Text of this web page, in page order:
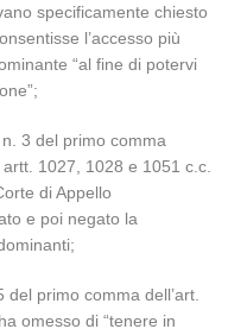
specificamente chiesto
l’accesso più
“al fine di potervi
3 del primo comma
1027, 1028 e 1051 c.c.
di Appello
e poi negato la
primo comma dell’art.
omesso di “tenere in